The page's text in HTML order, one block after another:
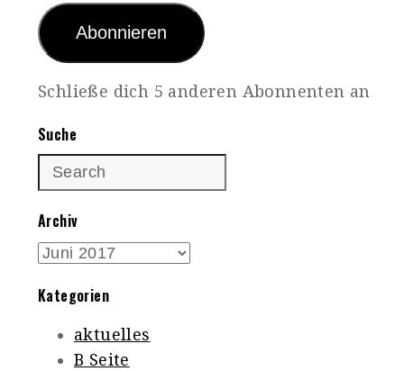
Adresse
Abonnieren
Schließe dich 5 anderen Abonnenten an
Suche
Archiv
Archiv
Kategorien
aktuelles
B Seite